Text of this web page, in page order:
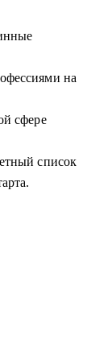
на
сфере
список